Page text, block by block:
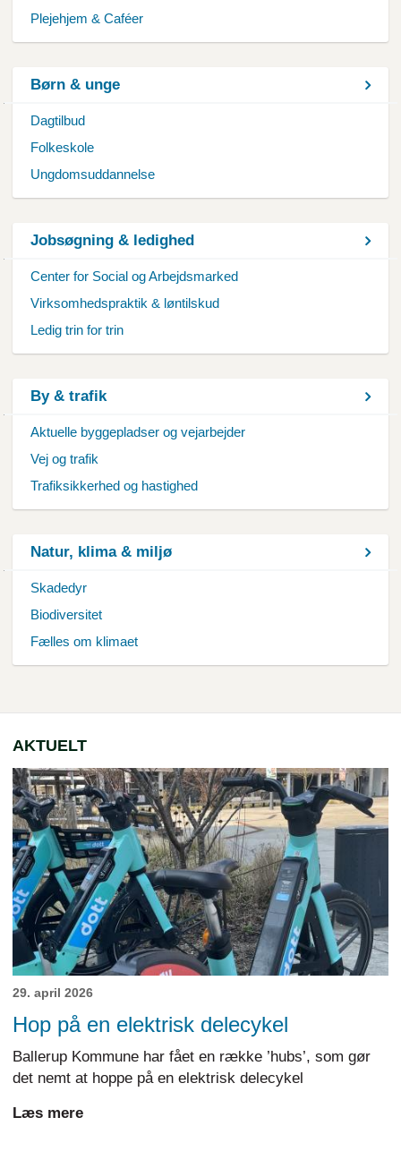
Plejehjem & Caféer
Børn & unge
Dagtilbud
Folkeskole
Ungdomsuddannelse
Jobsøgning & ledighed
Center for Social og Arbejdsmarked
Virksomhedspraktik & løntilskud
Ledig trin for trin
By & trafik
Aktuelle byggepladser og vejarbejder
Vej og trafik
Trafiksikkerhed og hastighed
Natur, klima & miljø
Skadedyr
Biodiversitet
Fælles om klimaet
AKTUELT
29. april 2026
Hop på en elektrisk delecykel
Ballerup Kommune har fået en række ’hubs’, som gør
det nemt at hoppe på en elektrisk delecykel
Læs mere